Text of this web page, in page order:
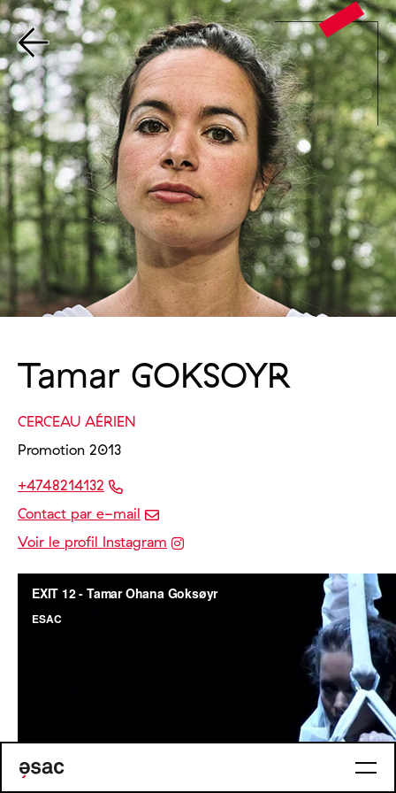
Tamar GOKSOYR
CERCEAU AÉRIEN
Promotion 2013
+4748214132
Contact par e-mail
Voir le profil Instagram